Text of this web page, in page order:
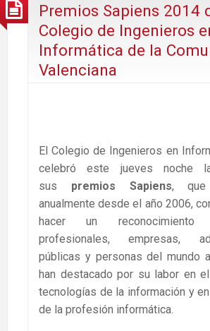
Premios Sapiens 2014
Colegio de Ingenieros
Informática de la
Valenciana
El Colegio de Ingenieros en
celebró este jueves noche
sus premios Sapiens, que
anualmente desde el año 2006,
hacer un
profesionales, empresas,
públicas y personas del mundo
han destacado por su labor en
tecnologías de la información y
de la profesión informática.